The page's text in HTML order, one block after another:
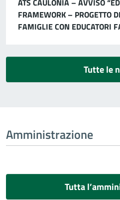
FRAMEWORK – PROGETTO
FAMIGLIE CON EDUCATORI
Tutte le
Amministrazione
Tutta